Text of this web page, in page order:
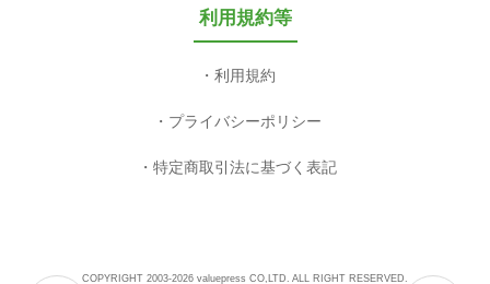
利用規約等
利用規約
プライバシーポリシー
特定商取引法に基づく表記
COPYRIGHT 2003-2026 valuepress CO,LTD. ALL RIGHT RESERVED.